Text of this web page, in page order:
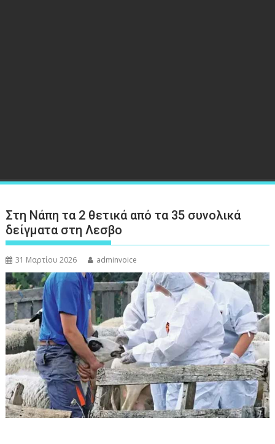
Στη Νάπη τα 2 θετικά από τα 35 συνολικά
δείγματα στη Λεσβο
31 Μαρτίου 2026 adminvoice